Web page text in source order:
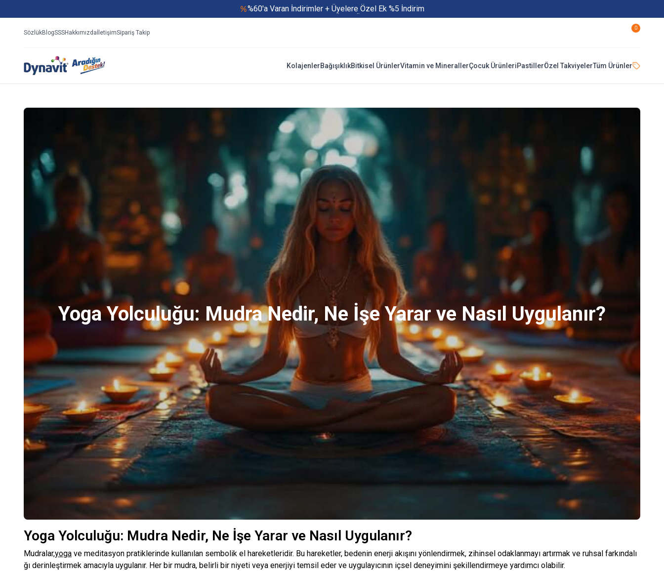
%60'a Varan İndirimler + Üyelere Özel Ek %5 İndirim
Yaz Boyu 500 TL ve Üzeri Ücretsiz Kargo
SözlükBlogSSSHakkımızdaİletişimSipariş Takip
0
KolajenlerBağışıklıkBitkisel ÜrünlerVitamin ve MinerallerÇocuk ÜrünleriPastillerÖzel TakviyelerTüm Ürünler
Yoga Yolculuğu: Mudra Nedir, Ne İşe Yarar ve Nasıl Uygulanır?
Yoga Yolculuğu: Mudra Nedir, Ne İşe Yarar ve Nasıl Uygulanır?
Mudralar,yoga ve meditasyon pratiklerinde kullanılan sembolik el hareketleridir. Bu hareketler, bedenin enerji akışını yönlendirmek, zihinsel odaklanmayı artırmak ve ruhsal farkındalı
ğı derinleştirmek amacıyla uygulanır. Her bir mudra, belirli bir niyeti veya enerjiyi temsil eder ve uygulayıcının içsel deneyimini şekillendirmeye yardımcı olabilir.